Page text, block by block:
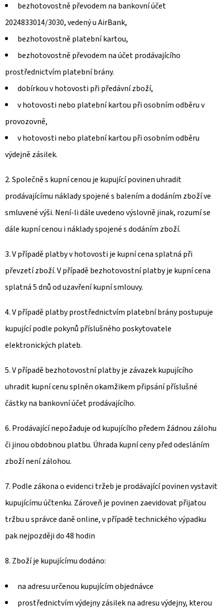
bezhotovostně převodem na bankovní účet
2024833014/3030, vedený u AirBank,
bezhotovostně platební kartou,
bezhotovostně převodem na účet prodávajícího
prostřednictvím platební brány.
dobírkou v hotovosti při předávní zboží,
v hotovosti nebo platební kartou při osobním odběru v
provozovně,
v hotovosti nebo platební kartou při osobním odběru
výdejně zásilek.
2. Společně s kupní cenou je kupující povinen uhradit
prodávajícímu náklady spojené s balením a dodáním zboží ve
smluvené výši. Není-li dále uvedeno výslovně jinak, rozumí se
dále kupní cenou i náklady spojené s dodáním zboží.
3. V případě platby v hotovosti je kupní cena splatná při
převzetí zboží. V případě bezhotovostní platby je kupní cena
splatná 5 dnů od uzavření kupní smlouvy.
4. V případě platby prostřednictvím platební brány postupuje
kupující podle pokynů příslušného poskytovatele
elektronických plateb.
5. V případě bezhotovostní platby je závazek kupujícího
uhradit kupní cenu splněn okamžikem připsání příslušné
částky na bankovní účet prodávajícího.
6. Prodávající nepožaduje od kupujícího předem žádnou zálohu
či jinou obdobnou platbu. Úhrada kupní ceny před odesláním
zboží není zálohou.
7. Podle zákona o evidenci tržeb je prodávající povinen vystavit
kupujícímu účtenku. Zároveň je povinen zaevidovat přijatou
tržbu u správce daně online, v případě technického výpadku
pak nejpozději do 48 hodin
8. Zboží je kupujícímu dodáno:
na adresu určenou kupujícím objednávce
prostřednictvím výdejny zásilek na adresu výdejny, kterou